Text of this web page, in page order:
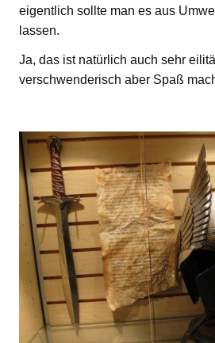
eigentlich sollte man es aus
lassen.
Ja, das ist natürlich auch sehr
verschwenderisch aber Spaß